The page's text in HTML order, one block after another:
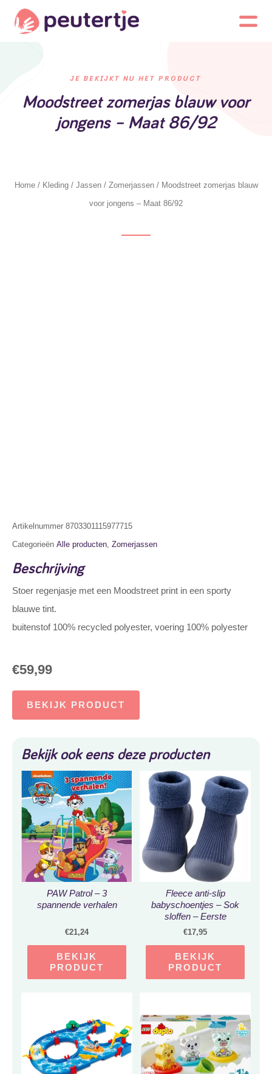
JE BEKIJKT NU HET PRODUCT
Moodstreet zomerjas blauw voor
jongens – Maat 86/92
Home/ Kleding/ Jassen/ Zomerjassen/ Moodstreet zomerjas blauw
voor jongens – Maat 86/92
Artikelnummer 8703301115977715
Categorieën Alle producten, Zomerjassen
Beschrijving
Stoer regenjasje met een Moodstreet print in een sporty
blauwe tint.
buitenstof 100% recycled polyester, voering 100% polyester
€59,99
BEKIJK PRODUCT
Bekijk ook eens deze producten
PAW Patrol – 3
spannende verhalen
€21,24
BEKIJK
PRODUCT
Fleece anti-slip
babyschoentjes – Sok
sloffen – Eerste
loopschoentjes van
blauw maat 22/23
€17,95
BEKIJK
PRODUCT